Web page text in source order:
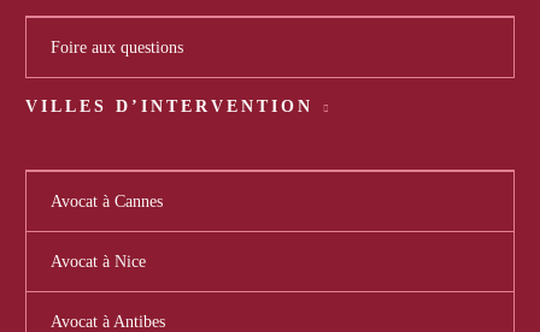
Foire aux questions
VILLES D’INTERVENTION
Avocat à Cannes
Avocat à Nice
Avocat à Antibes